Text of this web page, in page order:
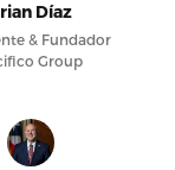
Díaz
& Fundador
Group